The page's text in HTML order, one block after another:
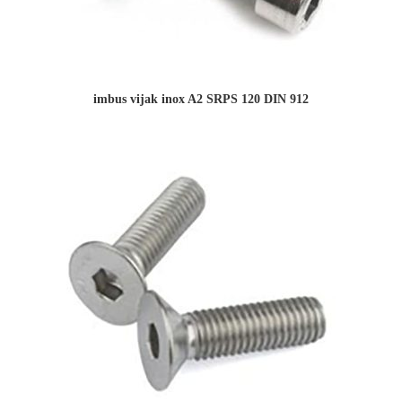
imbus vijak inox A2 SRPS 120 DIN 912